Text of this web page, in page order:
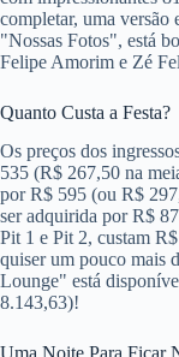
completar, uma
"Nossas Fotos", está
Felipe Amorim e Zé
Quanto Custa a Festa?
Os preços dos
535 (R$ 267,50 na
por R$ 595 (ou R$
ser adquirida por R$
Pit 1 e Pit 2, custam
quiser um pouco mais
Lounge" está
8.143,63)!